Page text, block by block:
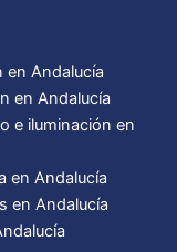
en Andalucía
en Andalucía
e iluminación en
en Andalucía
en Andalucía